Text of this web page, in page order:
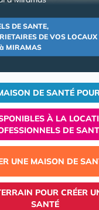
DE SANTE,
DE VOS LOCAUX
MIRAMAS
DE SANTÉ
À LA
DE
UNE MAISON DE
POUR CRÉER
SANTÉ